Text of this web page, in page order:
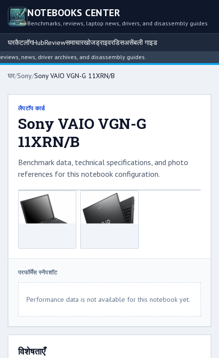
NOTEBOOKS CENTER
Benchmarks, reviews, laptop news, drivers, and disassembly guides
घरकैटलॉगHubReviewसमाचारखोजड्राइवरडिसअसेंबली गाइड
news, driver archives, and disassembly guides.
घर/Sony/Sony VAIO VGN-G 11XRN/B
लैपटॉप कार्ड
Sony VAIO VGN-G
11XRN/B
Benchmark data, technical specifications, and photo
references for this notebook configuration.
परफॉर्मेंस स्नैपशॉट
Performance data is not available for this notebook yet.
विशेषताएँ